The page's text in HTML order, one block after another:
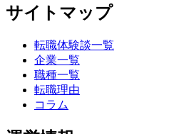
サイトマップ
転職体験談一覧
企業一覧
職種一覧
転職理由
コラム